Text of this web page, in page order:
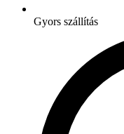
Gyors szállítás